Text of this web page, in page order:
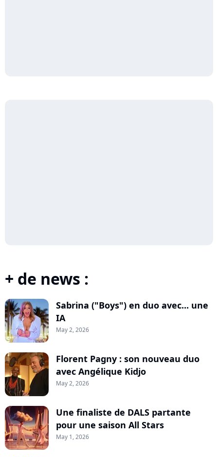
+ de news :
Sabrina ("Boys") en duo avec... une
IA
May 2, 2026
Florent Pagny : son nouveau duo
avec Angélique Kidjo
May 2, 2026
Une finaliste de DALS partante
pour une saison All Stars
May 1, 2026